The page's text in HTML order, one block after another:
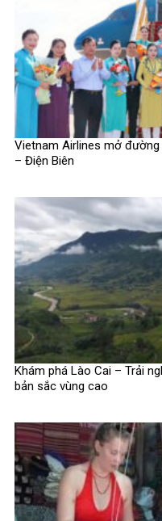
Vietnam Airlines mở đường
– Điện Biên
Khám phá Lào Cai – Trải
bản sắc vùng cao